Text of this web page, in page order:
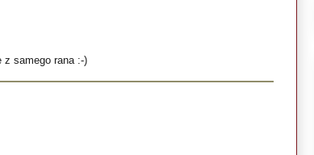
z samego rana :-)